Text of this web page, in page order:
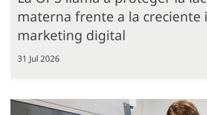
materna frente a la creciente
marketing digital
31 Jul 2026